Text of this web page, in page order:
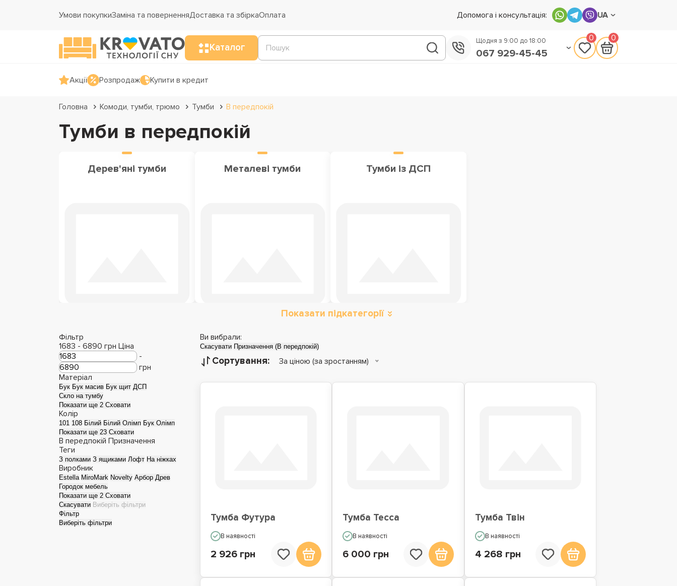
Умови покупкиЗаміна та поверненняДоставка та збіркаОплата Допомога і консультація: UA
Каталог
Щодня з 9:00 до 18:00
067 929-45-45
0 0
Акції Розпродаж Купити в кредит
Головна Комоди, тумби, трюмо Тумби В передпокій
Тумби в передпокій
Дерев'яні тумби Металеві тумби Тумби із ДСП
Показати підкатегорії
Фільтр
1683 - 6890 грн Ціна
-
грн
Матеріал
Бук Бук масив Бук щит ДСП
Скло на тумбу
Показати ще 2 Сховати
Колір
101 108 Білий Білий Олімп Бук Олімп
Показати ще 23 Сховати
В передпокій Призначення
Теги
З полками З ящиками Лофт На ніжках
Виробник
Estella MiroMark Novelty Арбор Древ
Городок мебель
Показати ще 2 Сховати
Скасувати Виберіть фільтри
Фільтр
Виберіть фільтри
Ви вибрали:
Скасувати Призначення (В передпокій)
Сортування: За ціною (за зростанням)
Тумба Футура
В наявності
2 926 грн
Тумба Тесса
В наявності
6 000 грн
Тумба Твін
В наявності
4 268 грн